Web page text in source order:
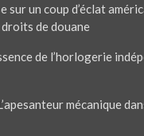
sur un coup d’éclat
de douane
de l’horlogerie
mécanique